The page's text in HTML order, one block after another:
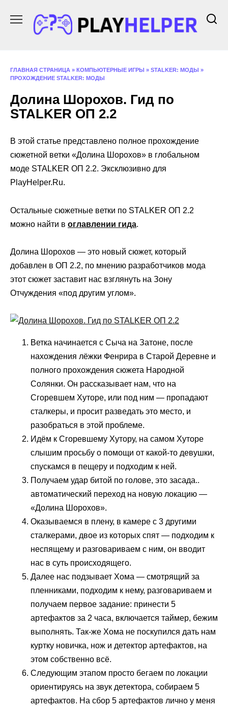
содержанию
ГЛАВНАЯ СТРАНИЦА » КОМПЬЮТЕРНЫЕ ИГРЫ » STALKER: МОДЫ »
ПРОХОЖДЕНИЕ STALKER: МОДЫ
Долина Шорохов. Гид по
STALKER ОП 2.2
В этой статье представлено полное прохождение
сюжетной ветки «Долина Шорохов» в глобальном
моде STALKER ОП 2.2. Эксклюзивно для
PlayHelper.Ru.
Остальные сюжетные ветки по STALKER ОП 2.2
можно найти в оглавлении гида.
Долина Шорохов — это новый сюжет, который
добавлен в ОП 2.2, по мнению разработчиков мода
этот сюжет заставит нас взглянуть на Зону
Отчуждения «под другим углом».
Ветка начинается с Сыча на Затоне, после
нахождения лёжки Фенрира в Старой Деревне и
полного прохождения сюжета Народной
Солянки. Он рассказывает нам, что на
Сгоревшем Хуторе, или под ним — пропадают
сталкеры, и просит разведать это место, и
разобраться в этой проблеме.
Идём к Сгоревшему Хутору, на самом Хуторе
слышим просьбу о помощи от какой-то девушки,
спускамся в пещеру и подходим к ней.
Получаем удар битой по голове, это засада..
автоматический переход на новую локацию —
«Долина Шорохов».
Оказываемся в плену, в камере с 3 другими
сталкерами, двое из которых спят — подходим к
неспящему и разговариваем с ним, он вводит
нас в суть происходящего.
Далее нас подзывает Хома — смотрящий за
пленниками, подходим к нему, разговариваем и
получаем первое задание: принести 5
артефактов за 2 часа, включается таймер, бежим
выполнять. Так-же Хома не поскупился дать нам
куртку новичка, нож и детектор артефактов, на
этом собственно всё.
Следующим этапом просто бегаем по локации
ориентируясь на звук детектора, собираем 5
артефактов. На сбор 5 артефактов лично у меня